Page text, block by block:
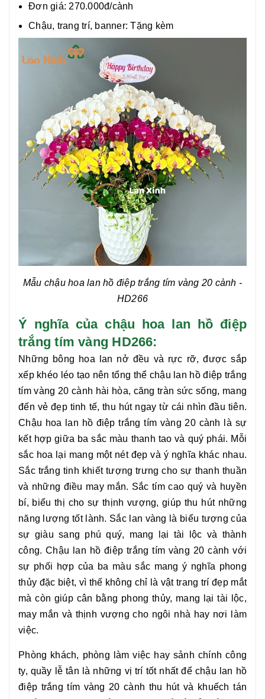
Đơn giá: 270.000đ/cành
Chậu, trang trí, banner: Tặng kèm
Mẫu chậu hoa lan hồ điệp trắng tím vàng 20 cành -
HD266
Ý nghĩa của chậu hoa lan hồ điệp
trắng tím vàng HD266:
Những bông hoa lan nở đều và rực rỡ, được sắp
xếp khéo léo tạo nên tổng thể chậu lan hồ điệp trắng
tím vàng 20 cành hài hòa, căng tràn sức sống, mang
đến vẻ đẹp tinh tế, thu hút ngay từ cái nhìn đầu tiên.
Chậu hoa lan hồ điệp trắng tím vàng 20 cành là sự
kết hợp giữa ba sắc màu thanh tao và quý phái. Mỗi
sắc hoa lại mang một nét đẹp và ý nghĩa khác nhau.
Sắc trắng tinh khiết tượng trưng cho sự thanh thuần
và những điều may mắn. Sắc tím cao quý và huyền
bí, biểu thị cho sự thịnh vượng, giúp thu hút những
năng lượng tốt lành. Sắc lan vàng là biểu tượng của
sự giàu sang phú quý, mang lại tài lộc và thành
công. Chậu
lan hồ điệp trắng tím vàng 20 cành với
sự phối hợp của ba màu sắc mang ý nghĩa phong
thủy đặc biệt, vì thế không chỉ là vật trang trí đẹp mắt
mà còn giúp cân bằng phong thủy, mang lại tài lộc,
may mắn và thịnh vượng cho ngôi nhà hay nơi làm
việc.
Phòng khách, phòng làm việc hay sảnh chính công
ty, quầy lễ tân là những vị trí tốt nhất để chậu lan hồ
điệp trắng tím vàng 20 cành thu hút và khuếch tán